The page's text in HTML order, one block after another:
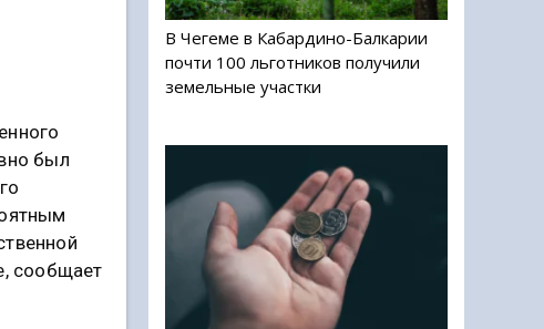
был
сообщает
В Чегеме в Кабардино-Балкарии
почти 100 льготников получили
земельные участки